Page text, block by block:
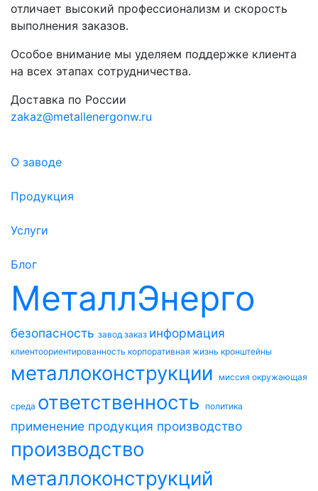
отличает высокий профессионализм и скорость
выполнения заказов.
Особое внимание мы уделяем поддержке клиента
на всех этапах сотрудничества.
Доставка по России
zakaz@metallenergonw.ru
О заводе
Продукция
Услуги
Блог
МеталлЭнерго
безопасность завод заказ информация
клиентоориентированность корпоративная жизнь кронштейны
металлоконструкции миссия окружающая
среда ответственность политика
применение продукция производство
производство
металлоконструкций